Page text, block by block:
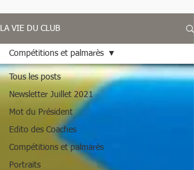
LA VIE DU CLUB
Tous les posts
Newsletter Juillet 2021
Mot du Président
Edito des Coaches
Compétitions et palmarès
Portraits
Compétitions et palmarès